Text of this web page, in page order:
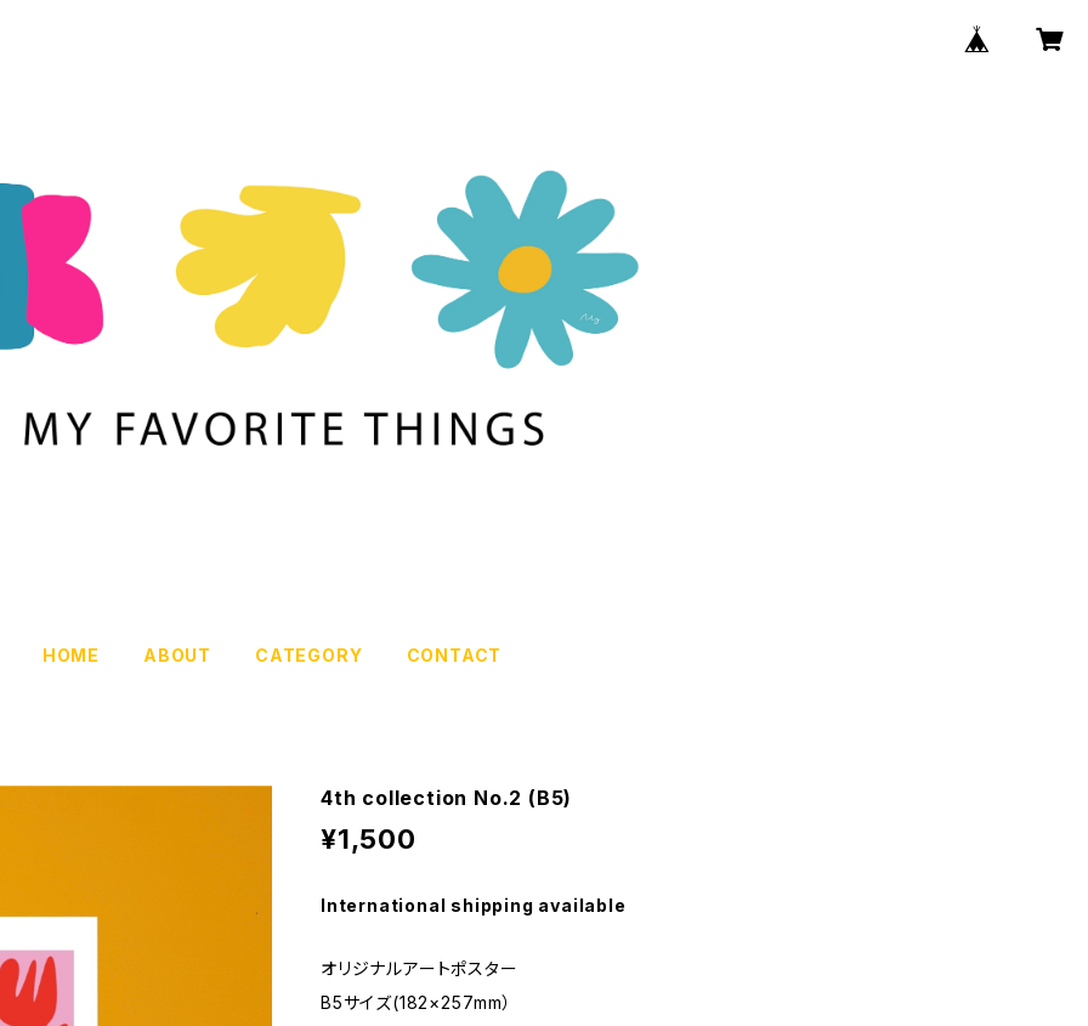
HOME ABOUT CATEGORY CONTACT
4th collection No.2 (B5)
¥1,500
International shipping available
オリジナルアートポスター
B5サイズ(182×257mm）